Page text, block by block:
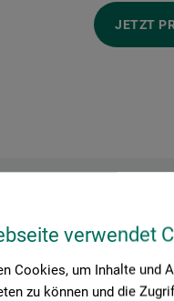
verwendet
Cookies, um Inhalte und
zu können und die
JETZT